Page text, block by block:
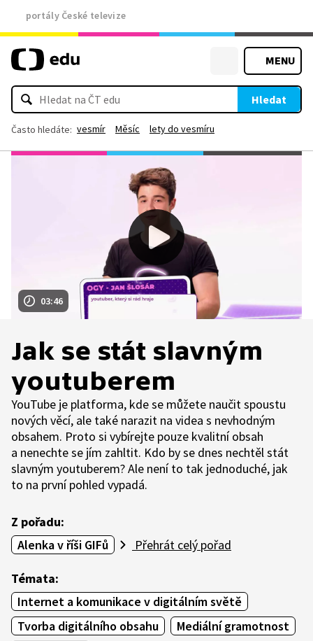
portály České televize
MENU
Hledat
Často hledáte: vesmír Měsíc lety do vesmíru
03:46
Jak se stát slavným
youtuberem
YouTube je platforma, kde se můžete naučit spoustu
nových věcí, ale také narazit na videa s nevhodným
obsahem. Proto si vybírejte pouze kvalitní obsah
a nenechte se jím zahltit. Kdo by se dnes nechtěl stát
slavným youtuberem? Ale není to tak jednoduché, jak
to na první pohled vypadá.
Z pořadu:
Alenka v říši GIFů
Přehrát celý pořad
Témata:
Internet a komunikace v digitálním světě
Tvorba digitálního obsahu
Mediální gramotnost